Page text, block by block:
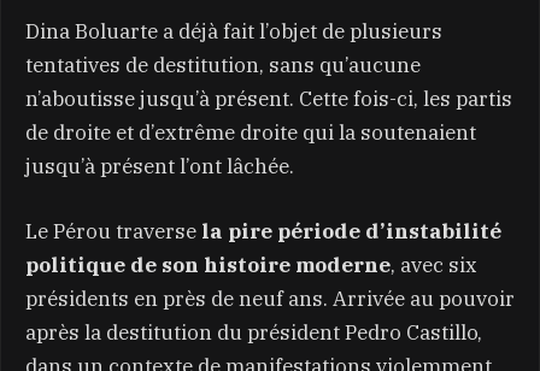
Dina Boluarte a déjà fait l’objet de plusieurs
tentatives de destitution, sans qu’aucune
n’aboutisse jusqu’à présent. Cette fois-ci, les partis
de droite et d’extrême droite qui la soutenaient
jusqu’à présent l’ont lâchée.
Le Pérou traverse la pire période d’instabilité
politique de son histoire moderne, avec six
présidents en près de neuf ans. Arrivée au pouvoir
après la destitution du président Pedro Castillo,